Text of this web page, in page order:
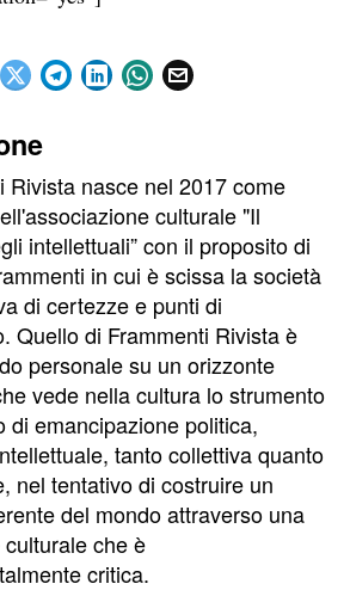
Rivista nasce nel 2017 come
culturale "Il
intellettuali” con il proposito di
in cui è scissa la società
di certezze e punti di
Quello di Frammenti Rivista è
personale su un orizzonte
vede nella cultura lo strumento
di emancipazione politica,
tanto collettiva quanto
nel tentativo di costruire un
del mondo attraverso una
che è
critica.